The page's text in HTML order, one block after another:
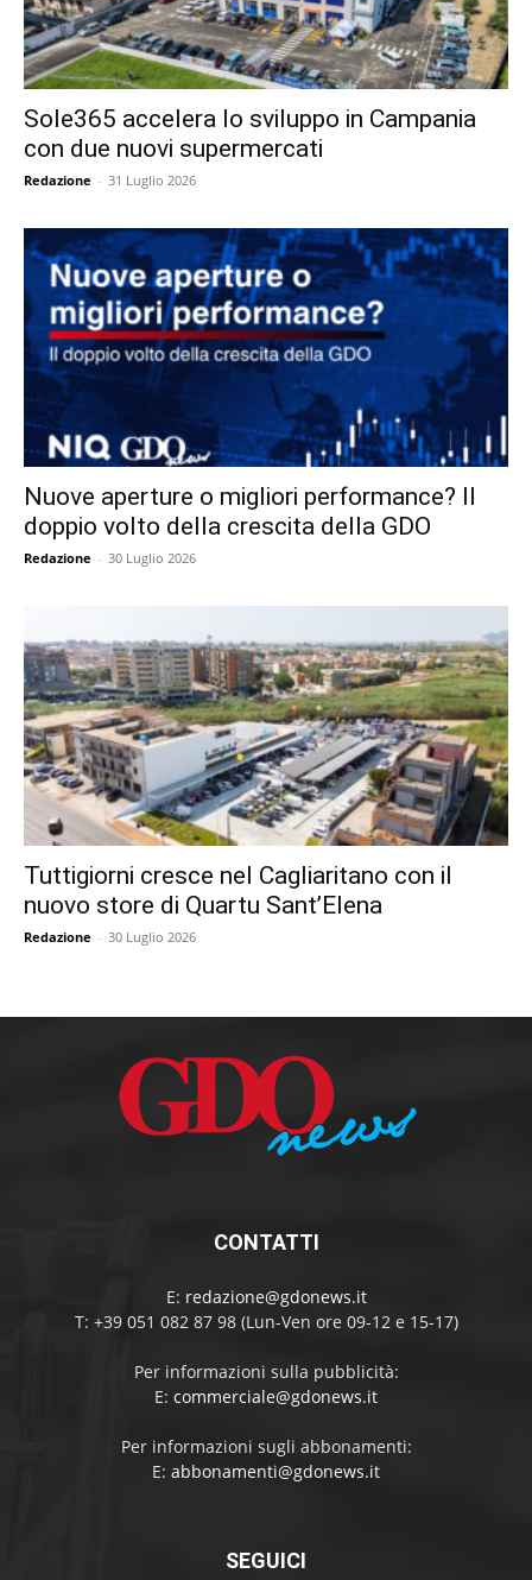
Sole365 accelera lo sviluppo in Campania
con due nuovi supermercati
Redazione - 31 Luglio 2026
Nuove aperture o migliori performance? Il
doppio volto della crescita della GDO
Redazione - 30 Luglio 2026
Tuttigiorni cresce nel Cagliaritano con il
nuovo store di Quartu Sant’Elena
Redazione - 30 Luglio 2026
CONTATTI
E: redazione@gdonews.it
T: +39 051 082 87 98 (Lun-Ven ore 09-12 e 15-17)
Per informazioni sulla pubblicità:
E: commerciale@gdonews.it
Per informazioni sugli abbonamenti:
E: abbonamenti@gdonews.it
SEGUICI